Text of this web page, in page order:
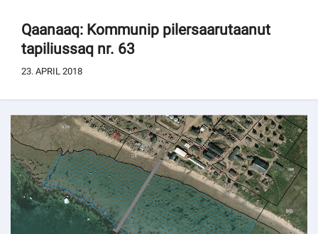
Tassaarsuaq
sullissivik.gl
Pilersaarutinut isaavik
Kommuni pillugu paasissutissat
Qaanaaq: Kommunip pilersaarutaanut
tapiliussaq nr. 63
23. APRIL 2018